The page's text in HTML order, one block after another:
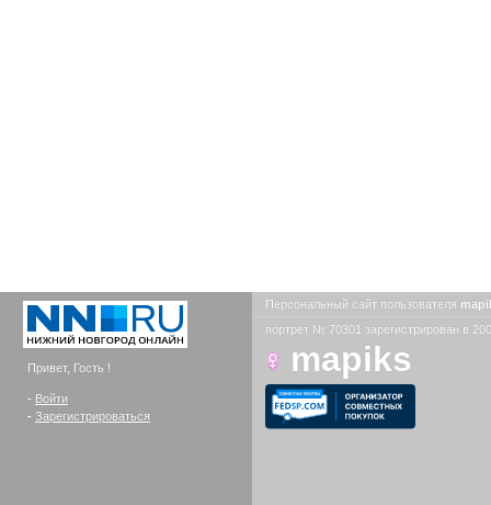
Привет, Гость !
- Войти
- Зарегистрироваться
Персональный сайт пользователя
портрет № 70301 зарегистрирован в
mapiks